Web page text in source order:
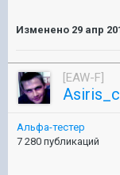
Изменено 29 апр
[EAW-F]
Альфа-тестер
7 280 публикаций